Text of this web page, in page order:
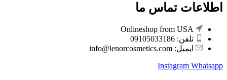
اطلاعات تماس ما
Onlineshop from USA
تلفن: 09105033186
ایمیل: info@lenorcosmetics.com
Instagram Whatsapp